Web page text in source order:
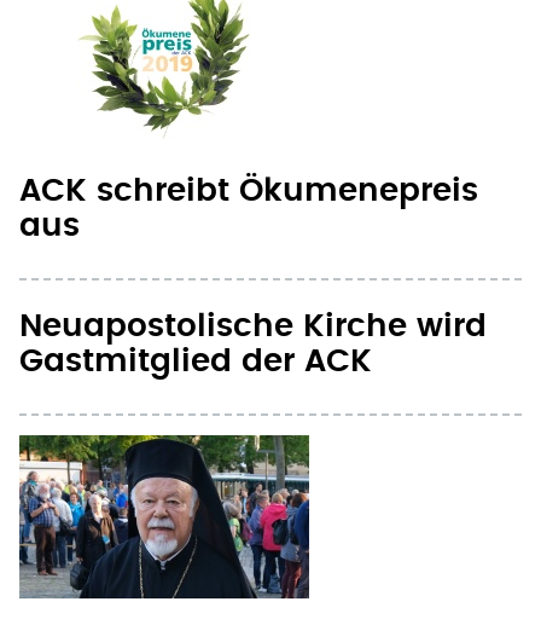
ACK schreibt Ökumenepreis
aus
Neuapostolische Kirche wird
Gastmitglied der ACK